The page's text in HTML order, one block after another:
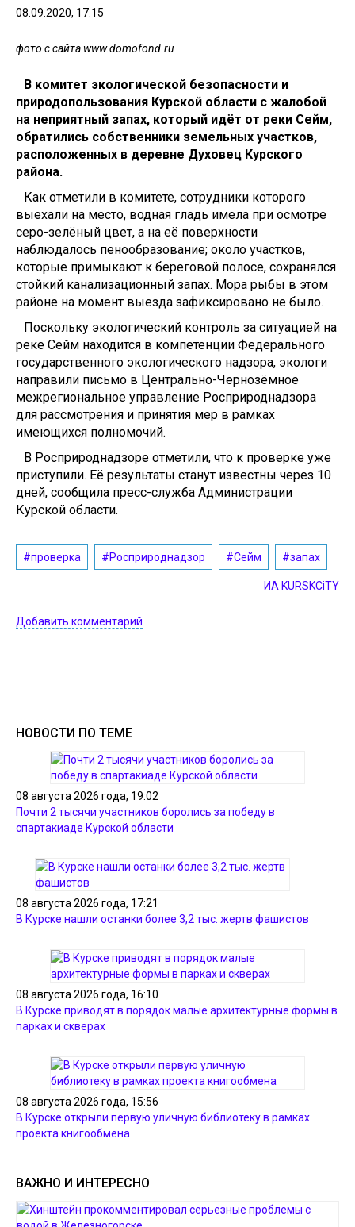
08.09.2020, 17.15
фото с сайта www.domofond.ru
В комитет экологической безопасности и
природопользования Курской области с жалобой
на неприятный запах, который идёт от реки Сейм,
обратились собственники земельных участков,
расположенных в деревне Духовец Курского
района.
Как отметили в комитете, сотрудники которого
выехали на место, водная гладь имела при осмотре
серо-зелёный цвет, а на её поверхности
наблюдалось пенообразование; около участков,
которые примыкают к береговой полосе, сохранялся
стойкий канализационный запах. Мора рыбы в этом
районе на момент выезда зафиксировано не было.
Поскольку экологический контроль за ситуацией на
реке Сейм находится в компетенции Федерального
государственного экологического надзора, экологи
направили письмо в Центрально-Чернозёмное
межрегиональное управление Росприроднадзора
для рассмотрения и принятия мер в рамках
имеющихся полномочий.
В Росприроднадзоре отметили, что к проверке уже
приступили. Её результаты станут известны через 10
дней, сообщила пресс-служба Администрации
Курской области.
#проверка #Росприроднадзор #Сейм #запах
ИА KURSKCiTY
Добавить комментарий
НОВОСТИ ПО ТЕМЕ
08 августа 2026 года, 19:02
Почти 2 тысячи участников боролись за победу в
спартакиаде Курской области
08 августа 2026 года, 17:21
В Курске нашли останки более 3,2 тыс. жертв фашистов
08 августа 2026 года, 16:10
В Курске приводят в порядок малые архитектурные формы в
парках и скверах
08 августа 2026 года, 15:56
В Курске открыли первую уличную библиотеку в рамках
проекта книгообмена
ВАЖНО И ИНТЕРЕСНО